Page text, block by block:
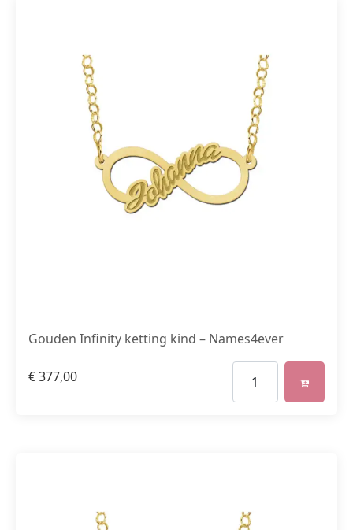
Gouden Infinity ketting kind – Names4ever
€377,00